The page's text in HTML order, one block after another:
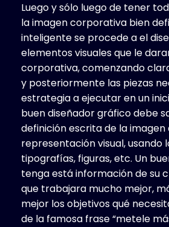
Luego y sólo luego de tener
la imagen corporativa bien
inteligente se procede a el
elementos visuales que le
corporativa, comenzando
y posteriormente las piezas
estrategia a ejecutar en un
buen diseñador gráfico debe
definición escrita de la
representación visual, usando
tipografías, figuras, etc. Un
tenga está información de su
que trabajara mucho mejor,
mejor los objetivos qué
de la famosa frase “metele